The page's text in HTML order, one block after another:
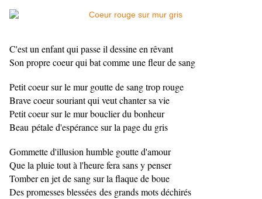
C'est un enfant qui passe il dessine en rêvant
Son propre coeur qui bat comme une fleur de sang
Petit coeur sur le mur goutte de sang trop rouge
Brave coeur souriant qui veut chanter sa vie
Petit coeur sur le mur bouclier du bonheur
Beau pétale d'espérance sur la page du gris
Gommette d'illusion humble goutte d'amour
Que la pluie tout à l'heure fera sans y penser
Tomber en jet de sang sur la flaque de boue
Des promesses blessées des grands mots déchirés